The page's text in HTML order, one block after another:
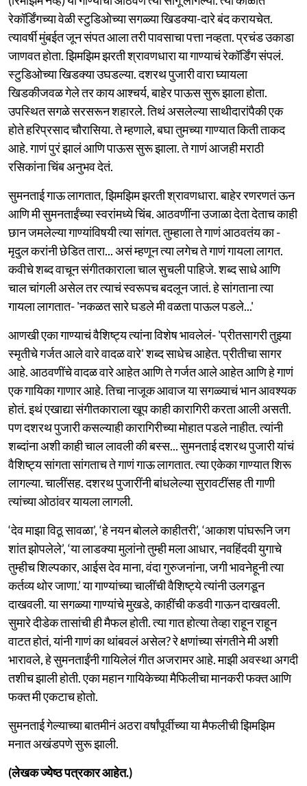
रेकॉर्डिंगच्या वेळी स्टुडिओच्या सगळ्या खिडक्या-दारे बंद करायचेत.
त्यावर्षी मुंबईत जून संपत आला तरी पावसाचा पत्ता नव्हता. प्रचंड उकाडा
जाणवत होता. झिमझिम झरती श्रावणधारा या गाण्याचं रेकॉर्डिंग संपलं.
स्टुडिओच्या खिडक्या उघडल्या. दशरथ पुजारी वारा घ्यायला
खिडकीजवळ गेले तर काय आश्चर्य, बाहेर पाऊस सुरू झाला होता.
उपस्थित सगळे सरसरून शहारले. तिथं असलेल्या साथीदारांपैकी एक
होते हरिप्रसाद चौरासिया. ते म्हणाले, बघा तुमच्या गाण्यात किती ताकद
आहे. गाणं पुरं झालं आणि पाऊस सुरू झाला. ते गाणं आजही मराठी
रसिकांना चिंब अनुभव देतं.
सुमनताई गाऊ लागतात, झिमझिम झरती श्रावणधारा. बाहेर रणरणतं ऊन
आणि मी सुमनताईंच्या स्वरांमध्ये चिंब. आठवणींना उजाळा देता देताच काही
छान जमलेल्या गाण्यांविषयी त्या सांगत. तुम्हाला ते गाणं आठवतंय का -
मृदुल करांनी छेडित तारा... असं म्हणून त्या लगेच ते गाणं गायला लागत.
कवीचे शब्द वाचून संगीतकाराला चाल सुचली पाहिजे. शब्द साधे आणि
चाल चांगली असेल तर त्याचं स्वरूपच बदलून जातं. हे सांगताना त्या
गायला लागतात- 'नकळत सारे घडले मी वळता पाऊल पडले...'
आणखी एका गाण्याचं वैशिष्ट्य त्यांना विशेष भावलेलं- 'प्रीतसागरी तुझ्या
स्मृतीचे गर्जत आले वारे वादळ वारे' शब्द साधेच आहेत. प्रीतीचा सागर
आहे. आठवणींचे वादळ वारे आहेत आणि ते गर्जत आले आहेत आणि हे गाणं
एक गायिका गाणार आहे. तिचा नाजूक आवाज या सगळ्याचं भान आवश्यक
होतं. इथं एखाद्या संगीतकाराला खूप काही कारागिरी करता आली असती.
पण दशरथ पुजारी कसल्याही कारागिरीच्या मोहात पडले नाहीत. त्यांनी
शब्दांना अशी काही चाल लावली की बस्स... सुमनताई दशरथ पुजारी यांचं
वैशिष्ट्य सांगता सांगताच ते गाणं गाऊ लागतात. त्या एकेका गाण्यात शिरू
लागल्या. चालींसह. दशरथ पुजारींनी बांधलेल्या सुरावटींसह ती गाणी
त्यांच्या ओठांवर यायला लागली.
‘देव माझा विठू सावळा’, ‘हे नयन बोलले काहीतरी’, ‘आकाश पांघरूनि जग
शांत झोपलेले’, ‘या लाडक्या मुलांनो तुम्ही मला आधार, नवहिंदवी युगाचे
तुम्हीच शिल्पकार, आईस देव माना, वंदा गुरुजनांना, जगी भावनेहूनी त्या
कर्तव्य थोर जाणा.’ या गाण्यांच्या चालींची वैशिष्ट्ये त्यांनी उलगडून
दाखवली. या सगळ्या गाण्यांचे मुखडे, काहींची कडवी गाऊन दाखवली.
सुमारे दीडेक तासांची ही मैफल होती. त्या गात होत्या तेव्हा राहून राहून
वाटत होतं, यांनी गाणं का थांबवलं असेल? रे क्षणांच्या संगतीने मी अशी
भारावले, हे सुमनताईंनी गायिलेलं गीत अजरामर आहे. माझी अवस्था अगदी
तशीच झाली होती. एका महान गायिकेच्या मैफिलीचा मानकरी फक्त आणि
फक्त मी एकटाच होतो.
सुमनताई गेल्याच्या बातमीनं अठरा वर्षांपूर्वीच्या या मैफलीची झिमझिम
मनात अखंडपणे सुरू झाली.
(लेखक ज्येेष्ठ पत्रकार आहेत.)